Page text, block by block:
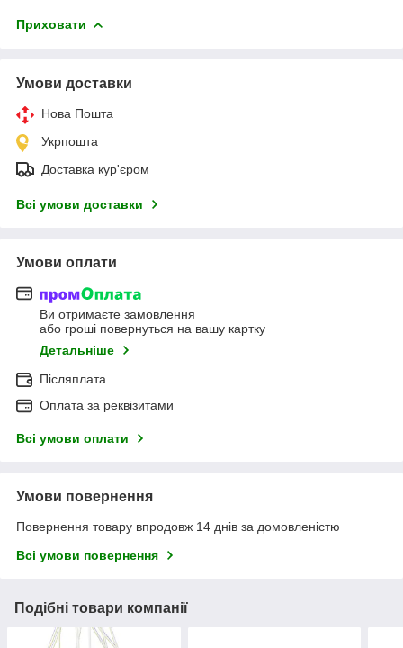
Приховати
Умови доставки
Нова Пошта
Укрпошта
Доставка кур'єром
Всі умови доставки
Умови оплати
Ви отримаєте замовлення
або гроші повернуться на вашу картку
Детальніше
Післяплата
Оплата за реквізитами
Всі умови оплати
Умови повернення
Повернення товару впродовж 14 днів за домовленістю
Всі умови повернення
Подібні товари компанії